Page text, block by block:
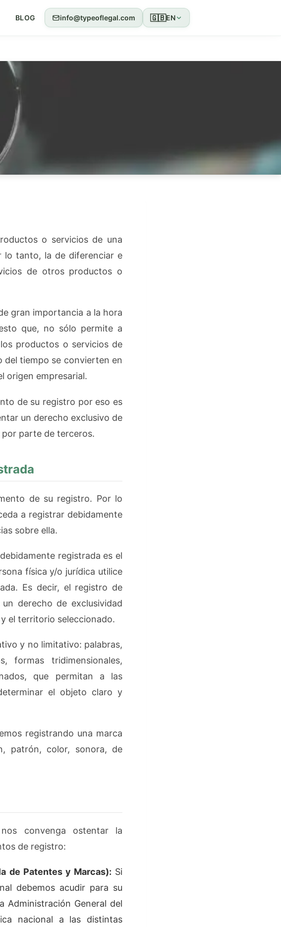
BLOG info@typeoflegal.com 🇬🇧EN
o servicios de una
lo tanto, la de diferenciar e
de otros productos o
gran importancia a la hora
que, no sólo permite a
productos o servicios de
del tiempo se convierten en
origen empresarial.
de su registro por eso es
un derecho exclusivo de
parte de terceros.
de su registro. Por lo
a registrar debidamente
sobre ella.
registrada es el
física y/o jurídica utilice
Es decir, el registro de
derecho de exclusividad
el territorio seleccionado.
y no limitativo: palabras,
formas tridimensionales,
que permitan a las
el objeto claro y
registrando una marca
patrón, color, sonora, de
convenga ostentar la
de registro:
de Patentes y Marcas): Si
debemos acudir para su
Administración General del
nacional a las distintas